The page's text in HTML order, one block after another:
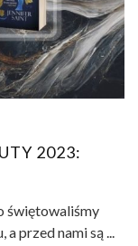
2023:
świętowaliśmy
przed nami są ...